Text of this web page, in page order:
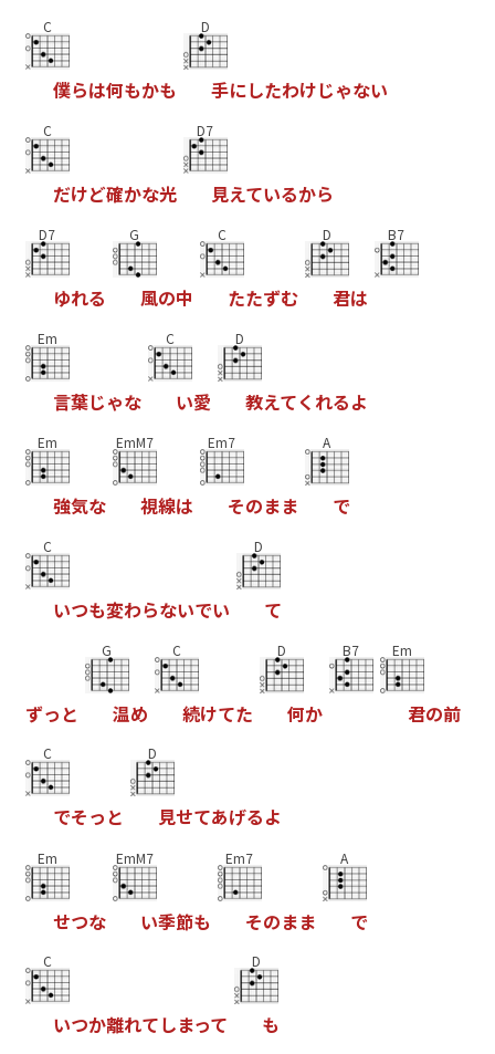
C
僕らは何もかも
D
手にしたわけじゃない
C
だけど確かな光
D7
見えているから
D7
ゆれる
G
風の中
C
たたずむ
D
君は
B7
Em
言葉じゃな
C
い愛
D
教えてく れるよ
Em
強気な
EmM7
視線は
Em7
そのまま
A
で
C
いつも変わらないでい
D
て
ずっ と
G
温め
C
続けてた
D
何か
B7 Em
君の前
C
でそっ と
D
見せてあげるよ
Em
せつな
EmM7
い季節も
Em7
そのまま
A
で
C
いつか離れてしまって
D
も